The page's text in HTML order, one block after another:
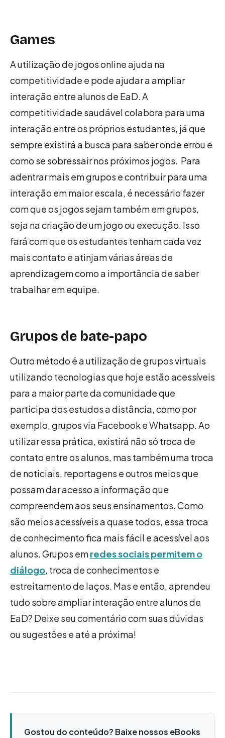
Games
A utilização de jogos online ajuda na
competitividade e pode ajudar a ampliar
interação entre alunos de EaD. A
competitividade saudável colabora para uma
interação entre os próprios estudantes, já que
sempre existirá a busca para saber onde errou e
como se sobressair nos próximos jogos. Para
adentrar mais em grupos e contribuir para uma
interação em maior escala, é necessário fazer
com que os jogos sejam também em grupos,
seja na criação de um jogo ou execução. Isso
fará com que os estudantes tenham cada vez
mais contato e atinjam várias áreas de
aprendizagem como a importância de saber
trabalhar em equipe.
Grupos de bate-papo
Outro método é a utilização de grupos virtuais
utilizando tecnologias que hoje estão acessíveis
para a maior parte da comunidade que
participa dos estudos a distância, como por
exemplo, grupos via Facebook e Whatsapp. Ao
utilizar essa prática, existirá não só troca de
contato entre os alunos, mas também uma troca
de noticiais, reportagens e outros meios que
possam dar acesso a informação que
compreendem aos seus ensinamentos. Como
são meios acessíveis a quase todos, essa troca
de conhecimento fica mais fácil e acessível aos
alunos. Grupos emredes sociais permitem o
diálogo, troca de conhecimentos e
estreitamento de laços. Mas e então, aprendeu
tudo sobre ampliar interação entre alunos de
EaD? Deixe seu comentário com suas dúvidas
ou sugestões e até a próxima!
Gostou do conteúdo? Baixe nossos eBooks